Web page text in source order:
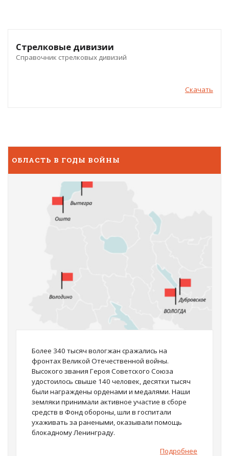
Стрелковые дивизии
Справочник стрелковых дивизий
Скачать
ОБЛАСТЬ В ГОДЫ ВОЙНЫ
Более 340 тысяч вологжан сражались на
фронтах Великой Отечественной войны.
Высокого звания Героя Советского Союза
удостоилось свыше 140 человек, десятки тысяч
были награждены орденами и медалями. Наши
земляки принимали активное участие в сборе
средств в Фонд обороны, шли в госпитали
ухаживать за ранеными, оказывали помощь
блокадному Ленинграду.
Подробнее